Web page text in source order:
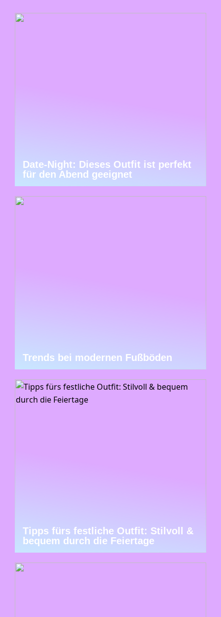
Date-Night: Dieses Outfit ist perfekt
für den Abend geeignet
Trends bei modernen Fußböden
Tipps fürs festliche Outfit: Stilvoll &
bequem durch die Feiertage